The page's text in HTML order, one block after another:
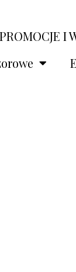
PROMOCJE I